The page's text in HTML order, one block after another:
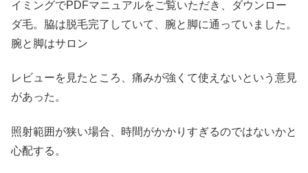
イミングでPDFマニュアルをご覧いただき、ダウンロー
ダ毛。脇は脱毛完了していて、腕と脚に通っていました。
腕と脚はサロン
レビューを見たところ、痛みが強くて使えないという意見
があった。
照射範囲が狭い場合、時間がかかりすぎるのではないかと
心配する。